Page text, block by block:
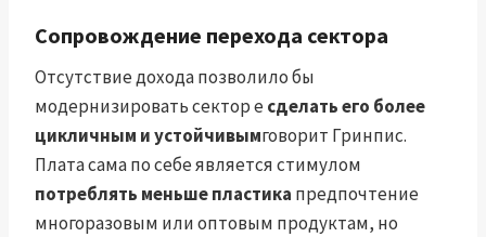
Сопровождение перехода сектора
Отсутствие дохода позволило бы
модернизировать сектор e сделать его более
цикличным и устойчивымговорит Гринпис.
Плата сама по себе является стимулом
потреблять меньше пластика предпочтение
многоразовым или оптовым продуктам, но